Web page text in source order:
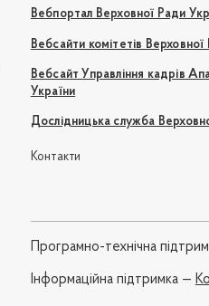
Вебпортал Верховної Ради
Вебсайти комітетів
Вебсайт Управління кадрів
України
Дослідницька служба
Контакти
Програмно-технічна
Iнформаційна підтримка —